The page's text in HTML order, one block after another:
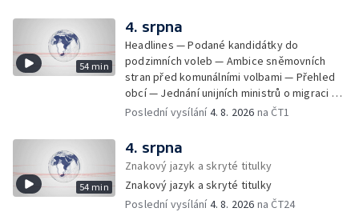
Návrhy na zmírnění zákona o střetu zájmů —
Podvodné emaily napodobují Českou
advokátní komoru — Obvinění za praní
špinavých peněz — Bývalý poslanec Petr
Wolf je obžalován — Dodávka chybějícího
léku na rakovinu prsu — Vlna veder a silné
bouřky — Teplotní rekordy — Ekonomické
potoky a říčky — Vozíčkáři bez domova —
Dohoda o Hormuzském průlivu — Primárky
Demokratické strany v Michiganu — Tresty v
kauze opravy Národního hřebčína v
54 min
4. srpna
Headlines — Podané kandidátky do
podzimních voleb — Ambice sněmovních
stran před komunálními volbami — Přehled
obcí — Jednání unijních ministrů o migraci —
Stíhání čínského občana za špionáž — Požár
Požár skládky na Litoměřicku — Nedostatek
vody na Brněnsku — Dodávky pitné vody do
obcí — Jednání o otevření Hormuzského
průlivu — Dopady ruských útoků na
ukrajinský export — Dobrovolníci v
Poslední vysílání4. 8. 2026 na ČT1
54 min
4. srpna
Znakový jazyk a skryté titulky
Znakový jazyk a skryté titulky
Poslední vysílání4. 8. 2026 na ČT24